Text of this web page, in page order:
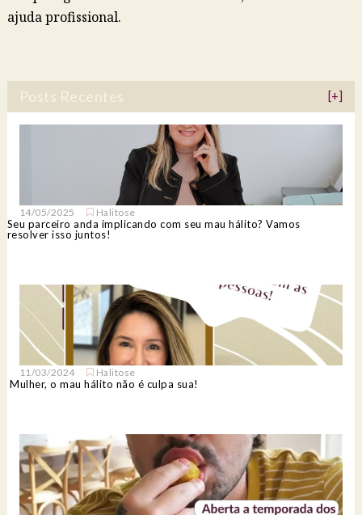
ajuda profissional.
Posts Recentes [+]
14/05/2025 Halitose
Seu parceiro anda implicando com seu mau hálito? Vamos
resolver isso juntos!
11/03/2024 Halitose
Mulher, o mau hálito não é culpa sua!